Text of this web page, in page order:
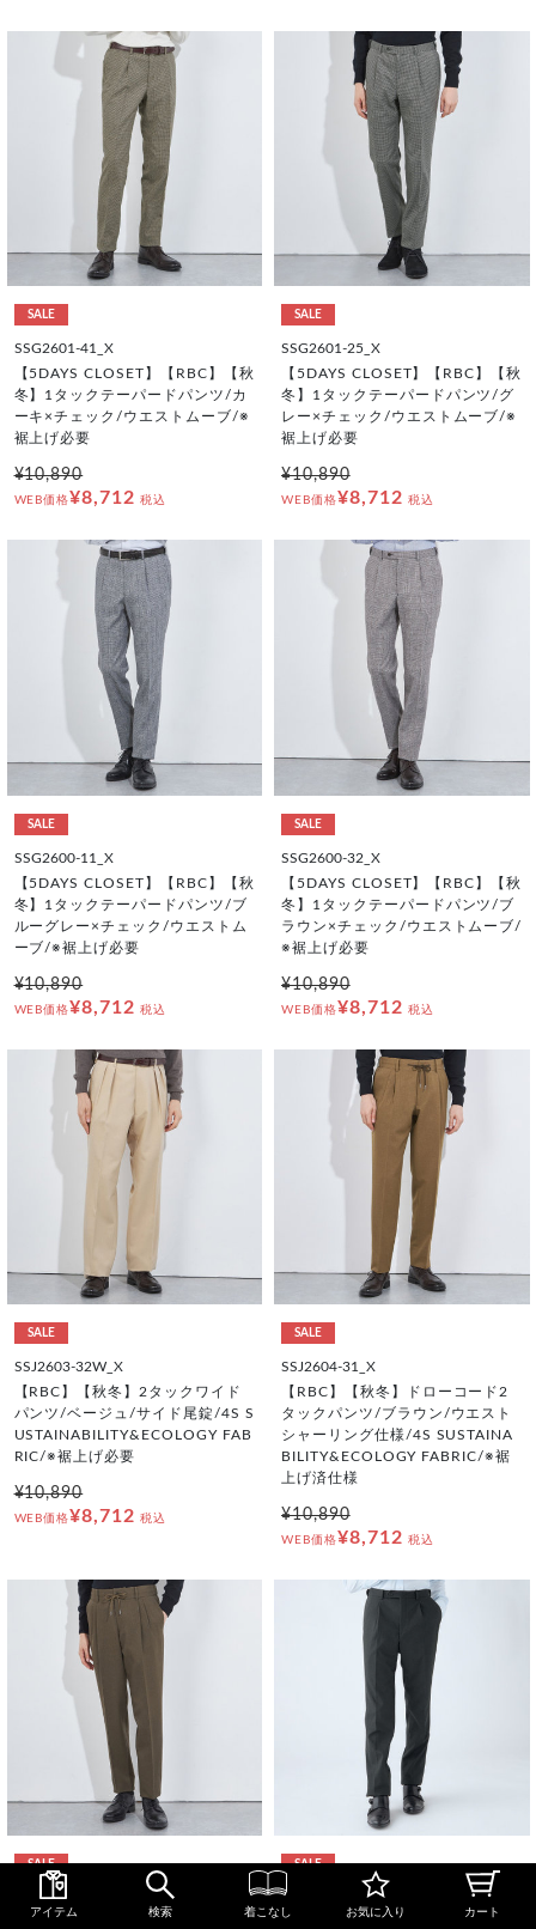
SALE
SSG2601-41_X
【5DAYS CLOSET】【RBC】【秋
冬】1タックテーパードパンツ/カ
ーキ×チェック/ウエストムーブ/※
裾上げ必要
¥10,890
WEB価格¥8,712 税込
SALE
SSG2601-25_X
【5DAYS CLOSET】【RBC】【秋
冬】1タックテーパードパンツ/グ
レー×チェック/ウエストムーブ/※
裾上げ必要
¥10,890
WEB価格¥8,712 税込
SALE
SSG2600-11_X
【5DAYS CLOSET】【RBC】【秋
冬】1タックテーパードパンツ/ブ
ルーグレー×チェック/ウエストム
ーブ/※裾上げ必要
¥10,890
WEB価格¥8,712 税込
SALE
SSG2600-32_X
【5DAYS CLOSET】【RBC】【秋
冬】1タックテーパードパンツ/ブ
ラウン×チェック/ウエストムーブ/
※裾上げ必要
¥10,890
WEB価格¥8,712 税込
SALE
SSJ2603-32W_X
【RBC】【秋冬】2タックワイド
パンツ/ベージュ/サイド尾錠/4S S
USTAINABILITY&ECOLOGY FAB
RIC/※裾上げ必要
¥10,890
WEB価格¥8,712 税込
SALE
SSJ2604-31_X
【RBC】【秋冬】ドローコード2
タックパンツ/ブラウン/ウエスト
シャーリング仕様/4S SUSTAINA
BILITY&ECOLOGY FABRIC/※裾
上げ済仕様
¥10,890
WEB価格¥8,712 税込
SALE
SSJ2604-41_X
【RBC】【秋冬】ドローコード2
SALE
SSG2500-41_T
【RBC】【秋冬】1タックテーパ
アイテム 検索 着こなし お気に入り カート